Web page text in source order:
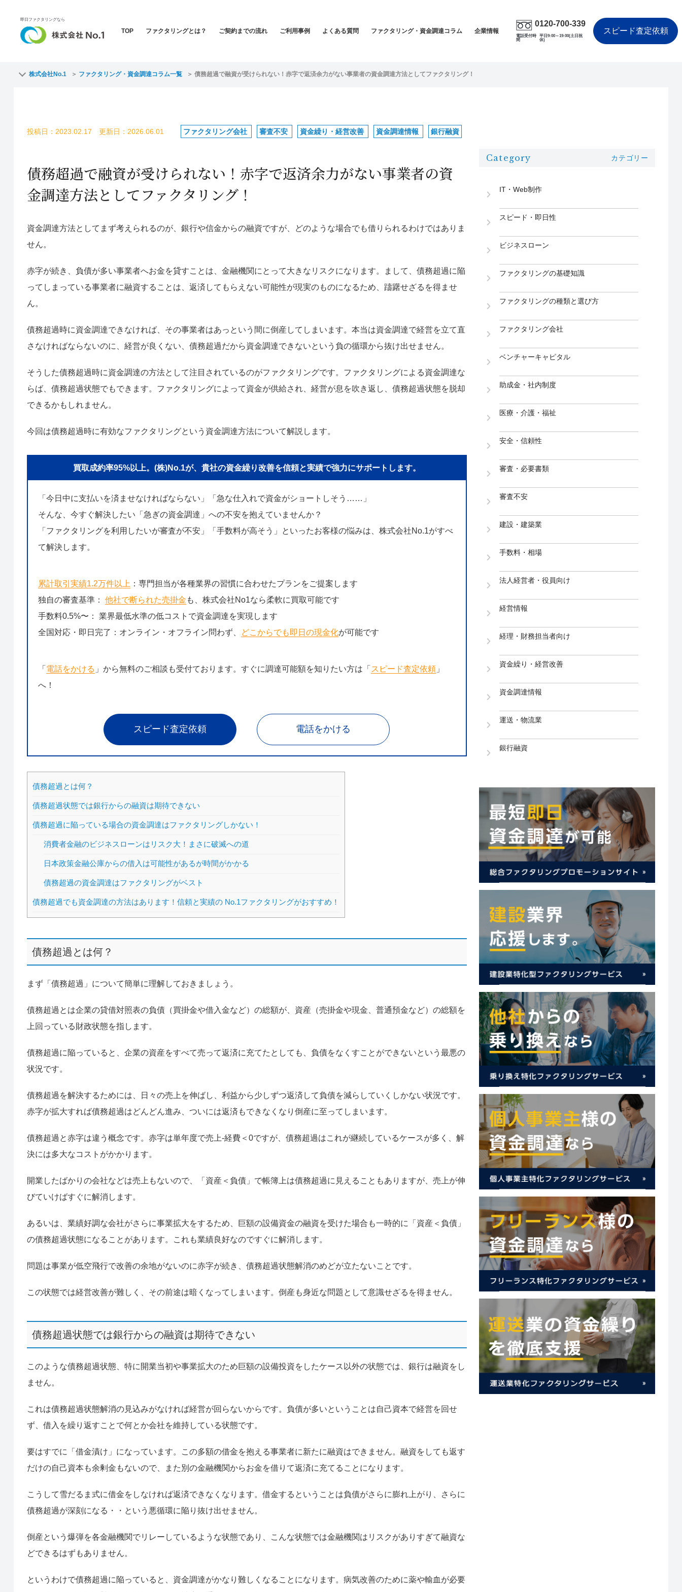
即日ファクタリングなら
TOP ファクタリングとは？ ご契約までの流れ ご利用事例 よくある質問 ファクタリング・資金調達コラム 企業情報
0120-700-339
電話受付時
間
平日9:00～19:00(土日祝
休)
スピード査定依頼
株式会社No.1 ファクタリング・資金調達コラム一覧 債務超過で融資が受けられない！赤字で返済余力がない事業者の資金調達方法としてファクタリング！
投稿日：2023.02.17 更新日：2026.06.01 ファクタリング会社 審査不安 資金繰り・経営改善 資金調達情報 銀行融資
債務超過で融資が受けられない！赤字で返済余力がない事業者の資
金調達方法としてファクタリング！
資金調達方法としてまず考えられるのが、銀行や信金からの融資ですが、どのような場合でも借りられるわけではありま
せん。
赤字が続き、負債が多い事業者へお金を貸すことは、金融機関にとって大きなリスクになります。まして、債務超過に陥
ってしまっている事業者に融資することは、返済してもらえない可能性が現実のものになるため、躊躇せざるを得ませ
ん。
債務超過時に資金調達できなければ、その事業者はあっという間に倒産してしまいます。本当は資金調達で経営を立て直
さなければならないのに、経営が良くない、債務超過だから資金調達できないという負の循環から抜け出せません。
そうした債務超過時に資金調達の方法として注目されているのがファクタリングです。ファクタリングによる資金調達な
らば、債務超過状態でもできます。ファクタリングによって資金が供給され、経営が息を吹き返し、債務超過状態を脱却
できるかもしれません。
今回は債務超過時に有効なファクタリングという資金調達方法について解説します。
買取成約率95%以上。(株)No.1が、貴社の資金繰り改善を信頼と実績で強力にサポートします。
「今日中に支払いを済ませなければならない」「急な仕入れで資金がショートしそう……」
そんな、今すぐ解決したい「急ぎの資金調達」への不安を抱えていませんか？
「ファクタリングを利用したいが審査が不安」「手数料が高そう」といったお客様の悩みは、株式会社No.1がすべ
て解決します。
累計取引実績1.2万件以上 ：専門担当が各種業界の習慣に合わせたプランをご提案します
独自の審査基準： 他社で断られた売掛金 も、株式会社No1なら柔軟に買取可能です
手数料0.5%〜： 業界最低水準の低コストで資金調達を実現します
全国対応・即日完了：オンライン・オフライン問わず、
どこからでも即日の現金化が可能です
「 電話をかける 」から無料のご相談も受付ております。すぐに調達可能額を知りたい方は「 スピード査定依頼」
へ！
スピード査定依頼 電話をかける
債務超過とは何？
債務超過状態では銀行からの融資は期待できない
債務超過に陥っている場合の資金調達はファクタリングしかない！
消費者金融のビジネスローンはリスク大！まさに破滅への道
日本政策金融公庫からの借入は可能性があるが時間がかかる
債務超過の資金調達はファクタリングがベスト
債務超過でも資金調達の方法はあります！信頼と実績の No.1ファクタリングがおすすめ！
債務超過とは何？
まず「債務超過」について簡単に理解しておきましょう。
債務超過とは企業の貸借対照表の負債（買掛金や借入金など）の総額が、資産（売掛金や現金、普通預金など）の総額を
上回っている財政状態を指します。
債務超過に陥っていると、企業の資産をすべて売って返済に充てたとしても、負債をなくすことができないという最悪の
状況です。
債務超過を解決するためには、日々の売上を伸ばし、利益から少しずつ返済して負債を減らしていくしかない状況です。
赤字が拡大すれば債務超過はどんどん進み、ついには返済もできなくなり倒産に至ってしまいます。
債務超過と赤字は違う概念です。赤字は単年度で売上-経費＜0ですが、債務超過はこれが継続しているケースが多く、解
決には多大なコストがかかります。
開業したばかりの会社などは売上もないので、「資産＜負債」で帳簿上は債務超過に見えることもありますが、売上が伸
びていけばすぐに解消します。
あるいは、業績好調な会社がさらに事業拡大をするため、巨額の設備資金の融資を受けた場合も一時的に「資産＜負債」
の債務超過状態になることがあります。これも業績良好なのですぐに解消します。
問題は事業が低空飛行で改善の余地がないのに赤字が続き、債務超過状態解消のめどが立たないことです。
この状態では経営改善が難しく、その前途は暗くなってしまいます。倒産も身近な問題として意識せざるを得ません。
債務超過状態では銀行からの融資は期待できない
このような債務超過状態、特に開業当初や事業拡大のため巨額の設備投資をしたケース以外の状態では、銀行は融資をし
ません。
これは債務超過状態解消の見込みがなければ経営が回らないからです。負債が多いということは自己資本で経営を回せ
ず、借入を繰り返すことで何とか会社を維持している状態です。
要はすでに「借金漬け」になっています。この多額の借金を抱える事業者に新たに融資はできません。融資をしても返す
だけの自己資本も余剰金もないので、また別の金融機関からお金を借りて返済に充てることになります。
こうして雪だるま式に借金をしなければ返済できなくなります。借金するということは負債がさらに膨れ上がり、さらに
債務超過が深刻になる・・という悪循環に陥り抜け出せません。
倒産という爆弾を各金融機関でリレーしているような状態であり、こんな状態では金融機関はリスクがありすぎて融資な
どできるはずもありません。
というわけで債務超過に陥っていると、資金調達がかなり難しくなることになります。病気改善のために薬や輸血が必要
Category カテゴリー
IT・Web制作
スピード・即日性
ビジネスローン
ファクタリングの基礎知識
ファクタリングの種類と選び方
ファクタリング会社
ベンチャーキャピタル
助成金・社内制度
医療・介護・福祉
安全・信頼性
審査・必要書類
審査不安
建設・建築業
手数料・相場
法人経営者・役員向け
経営情報
経理・財務担当者向け
資金繰り・経営改善
資金調達情報
運送・物流業
銀行融資